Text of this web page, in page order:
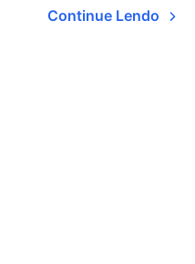
Continue Lendo